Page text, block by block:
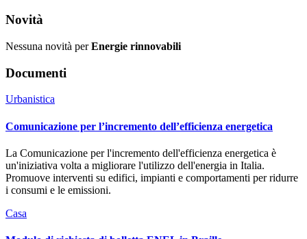
Novità
Nessuna novità perEnergie rinnovabili
Documenti
Urbanistica
Comunicazione per l’incremento dell’efficienza energetica
La Comunicazione per l'incremento dell'efficienza energetica è
un'iniziativa volta a migliorare l'utilizzo dell'energia in Italia.
Promuove interventi su edifici, impianti e comportamenti per ridurre
i consumi e le emissioni.
Casa